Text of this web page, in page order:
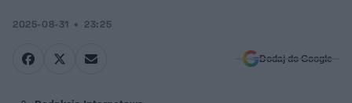
2025-08-31 23:25
Dodaj do Google